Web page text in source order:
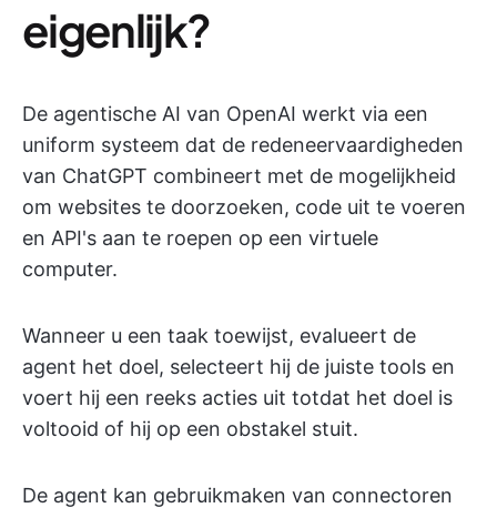
eigenlijk?
De agentische AI van OpenAI werkt via een
uniform systeem dat de redeneervaardigheden
van ChatGPT combineert met de mogelijkheid
om websites te doorzoeken, code uit te voeren
en API's aan te roepen op een virtuele
computer.
Wanneer u een taak toewijst, evalueert de
agent het doel, selecteert hij de juiste tools en
voert hij een reeks acties uit totdat het doel is
voltooid of hij op een obstakel stuit.
De agent kan gebruikmaken van connectoren